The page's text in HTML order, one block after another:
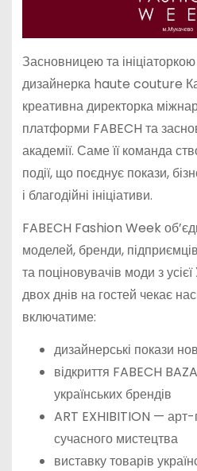
Засновницею та ініціаторкою
дизайнерка haute couture
креативна директорка
платформи FABECH та
академії. Саме її команда
події, що поєднує покази,
і благодійні ініціативи.
FABECH Fashion Week
моделей, бренди,
та поціновувачів моди з
двох днів на гостей чекає
включатиме:
дизайнерські покази
відкриття FABECH
українських брендів
ART EXHIBITION — арт-
сучасного мистецтва
виставку товарів